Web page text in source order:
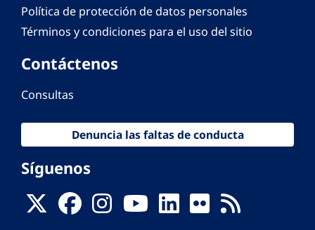
Política de protección de datos personales
Términos y condiciones para el uso del sitio
Contáctenos
Consultas
Denuncia las faltas de conducta
Síguenos